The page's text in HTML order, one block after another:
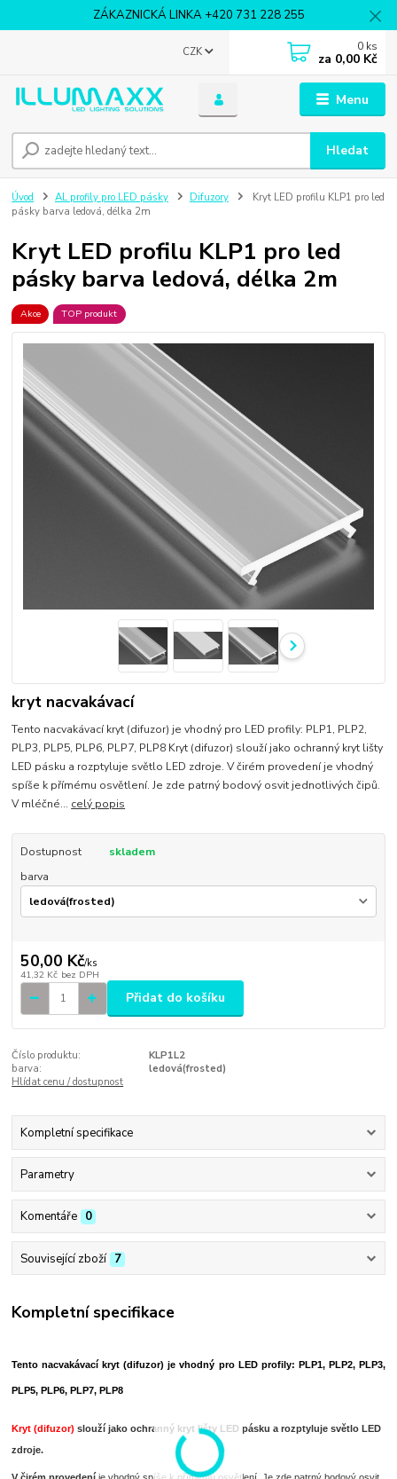
ZÁKAZNICKÁ LINKA +420 731 228 255
Menu
CZK
Hledat
0 ks
za 0,00 Kč
Úvod AL profily pro LED pásky Difuzory
Kryt LED profilu KLP1 pro led
pásky barva ledová, délka 2m
Kryt LED profilu KLP1 pro led
pásky barva ledová, délka 2m
Akce TOP produkt
kryt nacvakávací
Tento nacvakávací kryt (difuzor) je vhodný pro LED profily: PLP1, PLP2,
PLP3, PLP5, PLP6, PLP7, PLP8 Kryt (difuzor) slouží jako ochranný kryt lišty
LED pásku a rozptyluje světlo LED zdroje. V čirém provedení je vhodný
spíše k přímému osvětlení. Je zde patrný bodový osvit jednotlivých čipů.
V mléčné... celý popis
Dostupnost
skladem
barva
50,00 Kč/ks
41,32 Kč bez DPH
Přidat do košíku
Číslo produktu:
KLP1L2
barva:
ledová(frosted)
Hlídat cenu / dostupnost
Kompletní specifikace
Parametry
Komentáře 0
Související zboží 7
Kompletní specifikace
Tento nacvakávací kryt (difuzor) je vhodný pro LED profily: PLP1, PLP2, PLP3,
PLP5, PLP6, PLP7, PLP8
Kryt (difuzor) slouží jako ochranný kryt lišty LED pásku a rozptyluje světlo LED
zdroje.